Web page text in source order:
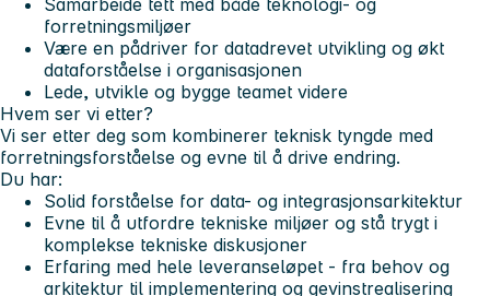
Samarbeide tett med både teknologi- og
forretningsmiljøer
Være en pådriver for datadrevet utvikling og økt
dataforståelse i organisasjonen
Lede, utvikle og bygge teamet videre
Hvem ser vi etter?
Vi ser etter deg som kombinerer teknisk tyngde med
forretningsforståelse og evne til å drive endring.
Du har:
Solid forståelse for data- og integrasjonsarkitektur
Evne til å utfordre tekniske miljøer og stå trygt i
komplekse tekniske diskusjoner
Erfaring med hele leveranseløpet - fra behov og
arkitektur til implementering og gevinstrealisering